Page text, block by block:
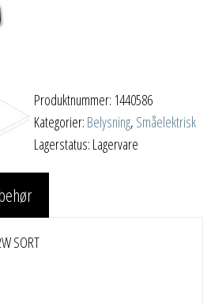
Produktnummer: 1440586
Kategorier: Belysning, Småelektrisk
Lagerstatus: Lagervare
SORT